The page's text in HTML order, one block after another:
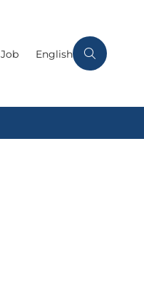
Job English